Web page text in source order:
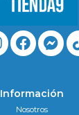
Información
Nosotros